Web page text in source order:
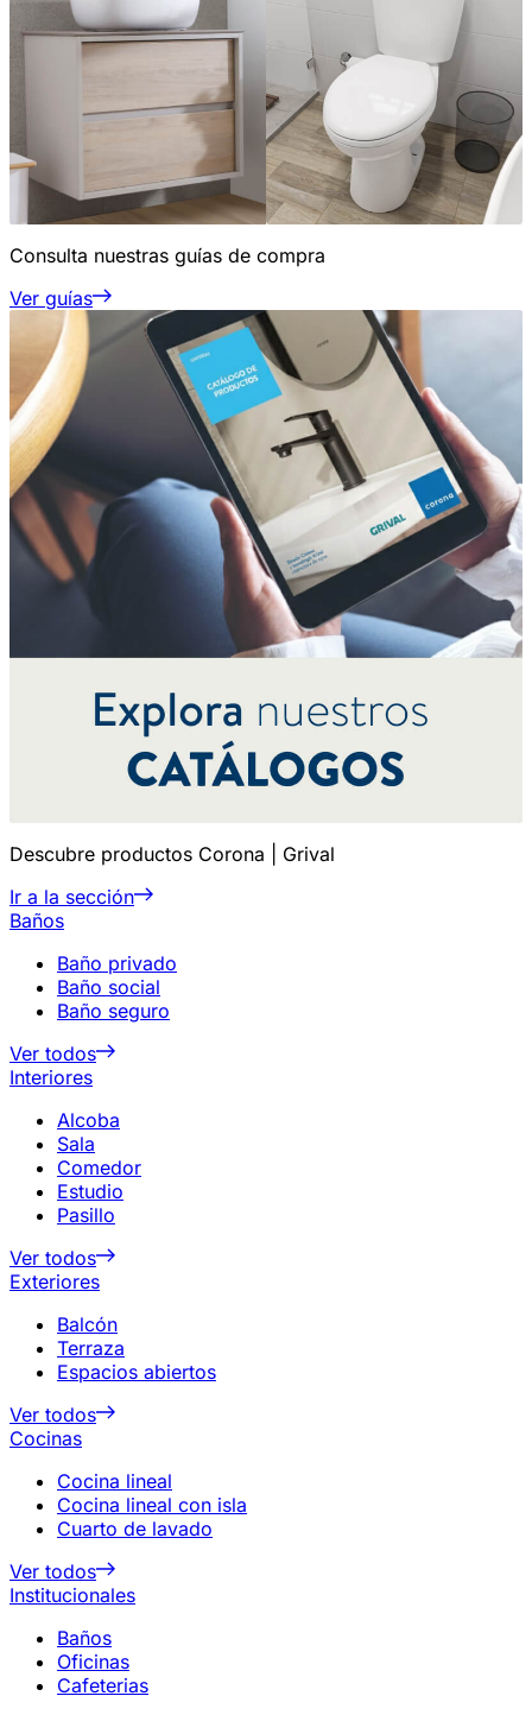
Consulta nuestras guías de compra
Ver guías
Descubre productos Corona | Grival
Ir a la sección
Baños
Baño privado
Baño social
Baño seguro
Ver todos
Interiores
Alcoba
Sala
Comedor
Estudio
Pasillo
Ver todos
Exteriores
Balcón
Terraza
Espacios abiertos
Ver todos
Cocinas
Cocina lineal
Cocina lineal con isla
Cuarto de lavado
Ver todos
Institucionales
Baños
Oficinas
Cafeterias